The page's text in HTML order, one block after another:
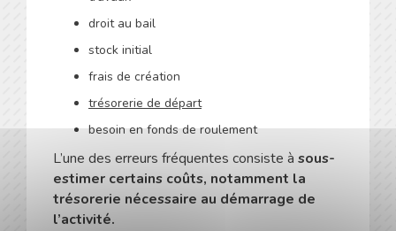
droit au bail
stock initial
frais de création
trésorerie de départ
besoin en fonds de roulement
L’une des erreurs fréquentes consiste à sous-
estimer certains coûts, notamment la
trésorerie nécessaire au démarrage de
l’activité.